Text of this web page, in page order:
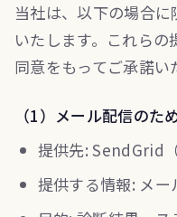
当社は、以下の場合
いたします。これら
同意をもってご承諾い
（1）メール配信のた
提供先: SendGrid（
提供する情報: メー